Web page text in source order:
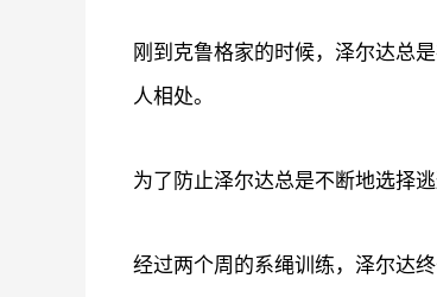
刚到克鲁格家的时候，泽尔达总
人相处。
为了防止泽尔达总是不断地选择
经过两个周的系绳训练，泽尔达